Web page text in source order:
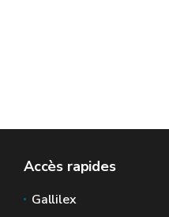
Accès rapides
Gallilex